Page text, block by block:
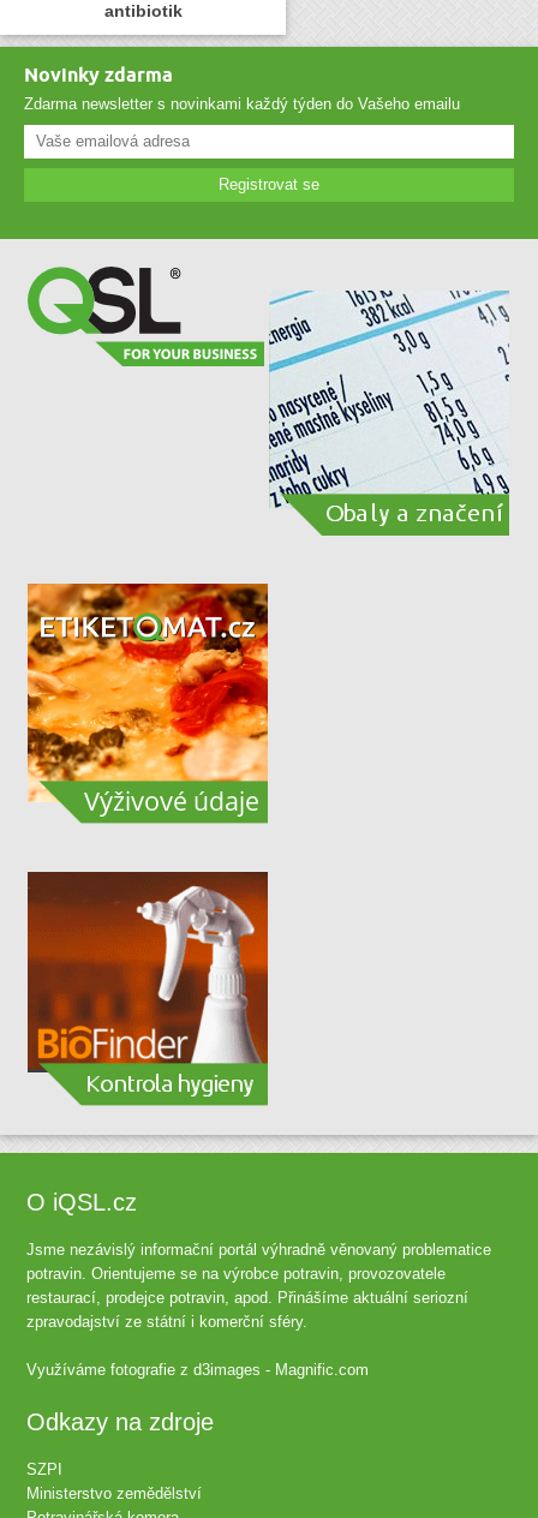
antibiotik
Novinky zdarma
Zdarma newsletter s novinkami každý týden do Vašeho emailu
Registrovat se
O iQSL.cz
Jsme nezávislý informační portál výhradně věnovaný problematice
potravin. Orientujeme se na výrobce potravin, provozovatele
restaurací, prodejce potravin, apod. Přinášíme aktuální seriozní
zpravodajství ze státní i komerční sféry.
Využíváme fotografie zd3images - Magnific.com
Odkazy na zdroje
SZPI
Ministerstvo zemědělství